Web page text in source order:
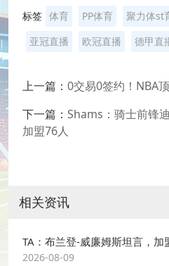
标签 体育 PP体育 聚力体st
亚冠直播
欧冠直播 德甲直
上一篇： 0交易0签约！NBA
下一篇： Shams：骑士前锋
加盟76人
相关资讯
TA：布兰登-威廉姆斯坦言，
2026-08-09